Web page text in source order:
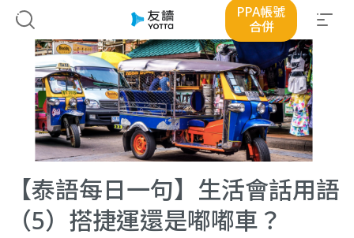
PPA帳號
合併
【泰語每日一句】生活會話用語
（5）搭捷運還是嘟嘟車？